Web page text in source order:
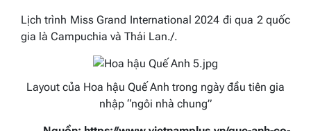
Lịch trình Miss Grand International 2024 đi qua 2 quốc
gia là Campuchia và Thái Lan./.
Layout của Hoa hậu Quế Anh trong ngày đầu tiên gia
nhập “ngôi nhà chung”